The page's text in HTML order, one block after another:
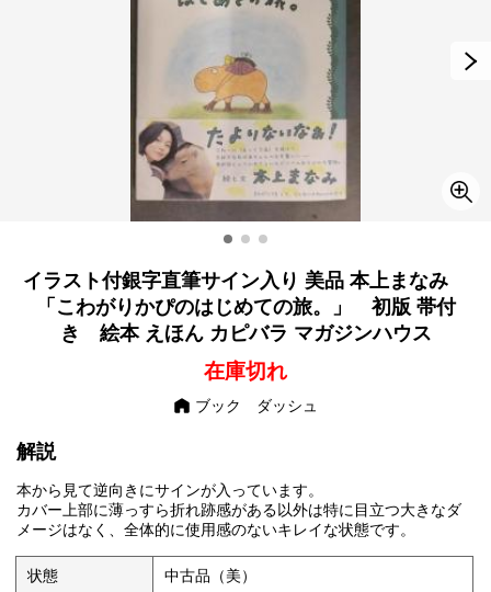
イラスト付銀字直筆サイン入り 美品 本上まなみ
「こわがりかぴのはじめての旅。」 初版 帯付
き 絵本 えほん カピバラ マガジンハウス
在庫切れ
ブック ダッシュ
解説
本から見て逆向きにサインが入っています。
カバー上部に薄っすら折れ跡感がある以外は特に目立つ大きなダ
メージはなく、全体的に使用感のないキレイな状態です。
状態 中古品（美）